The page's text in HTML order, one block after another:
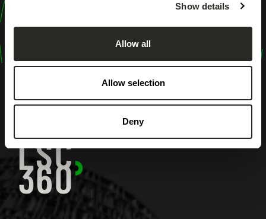
Show details
Allow all
Allow selection
Deny
design
shape
inspire